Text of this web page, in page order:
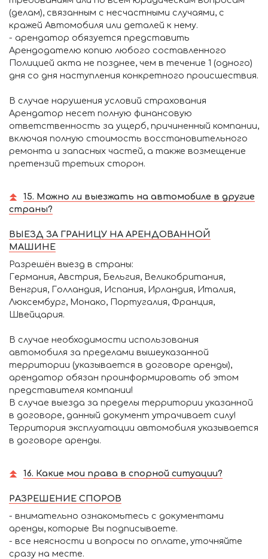
(делам), связанным с несчастными случаями, с
кражей Автомобиля или деталей к нему.
- арендатор обязуется представить
Арендодателю копию любого составленного
Полицией акта не позднее, чем в течение 1 (одного)
дня со дня наступления конкретного происшествия.
В случае нарушения условий страхования
Арендатор несет полную финансовую
ответственность за ущерб, причиненный компании,
включая полную стоимость восстановительного
ремонта и запасных частей, а также возмещение
претензий третьих сторон.
15. Можно ли выезжать на автомобиле в другие
страны?
ВЫЕЗД ЗА ГРАНИЦУ НА АРЕНДОВАННОЙ
МАШИНЕ
Разрешён выезд в страны:
Германия, Австрия, Бельгия, Великобритания,
Венгрия, Голландия, Испания, Ирландия, Италия,
Люксембург, Монако, Португалия, Франция,
Швейцария.
В случае необходимости использования
автомобиля за пределами вышеуказанной
территории (указывается в договоре аренды),
арендатор обязан проинформировать об этом
представителя компании!
В случае выезда за пределы территории указанной
в договоре, данный документ утрачивает силу!
Территория эксплуатации автомобиля указывается
в договоре аренды.
16. Какие мои права в спорной ситуации?
РАЗРЕШЕНИЕ СПОРОВ
- внимательно ознакомьтесь с документами
аренды, которые Вы подписываете.
- все неясности и вопросы по оплате, уточняйте
сразу на месте.